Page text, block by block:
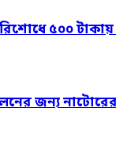
৫০০ টাকায়
জন্য